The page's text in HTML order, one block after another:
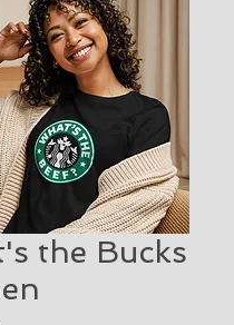
the Bucks